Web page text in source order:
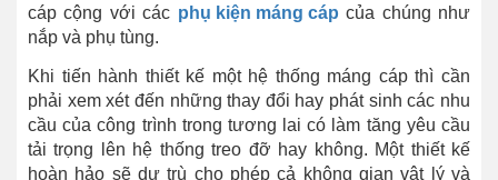
cáp cộng với các phụ kiện máng cáp của chúng như
nắp và phụ tùng.
Khi tiến hành thiết kế một hệ thống máng cáp thì cần
phải xem xét đến những thay đổi hay phát sinh các nhu
cầu của công trình trong tương lai có làm tăng yêu cầu
tải trọng lên hệ thống treo đỡ hay không. Một thiết kế
hoàn hảo sẽ dự trù cho phép cả không gian vật lý và